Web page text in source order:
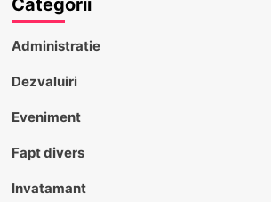
Administratie
Dezvaluiri
Eveniment
Fapt divers
Invatamant